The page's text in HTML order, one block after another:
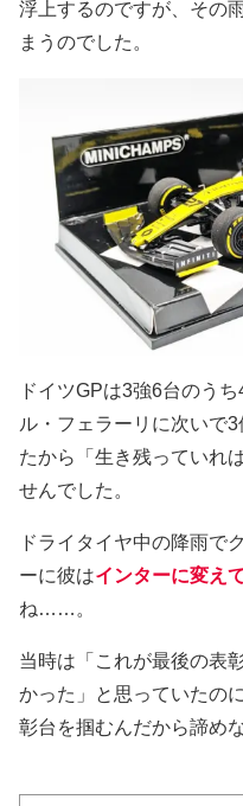
浮上するのですが、その
まうのでした。
ドイツGPは3強6台のう
ル・フェラーリに次いで
たから「生き残っていれ
せんでした。
ドライタイヤ中の降雨で
ーに彼はインターに変え
ね……。
当時は「これが最後の表
かった」と思っていたの
彰台を掴むんだから諦め